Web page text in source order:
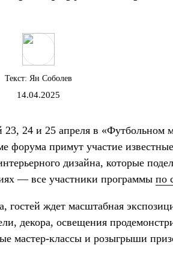
Текст: Ян Соболев
14.04.2025
23, 24 и 25 апреля в «Футбольном
форума примут участие
дизайна, которые
— все участники программы по
ждет масштабная
декора, освещения
мастер-классы и розыгрыши